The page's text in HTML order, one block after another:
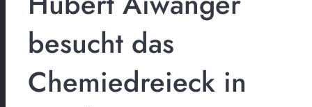
besucht das
Chemiedreieck in